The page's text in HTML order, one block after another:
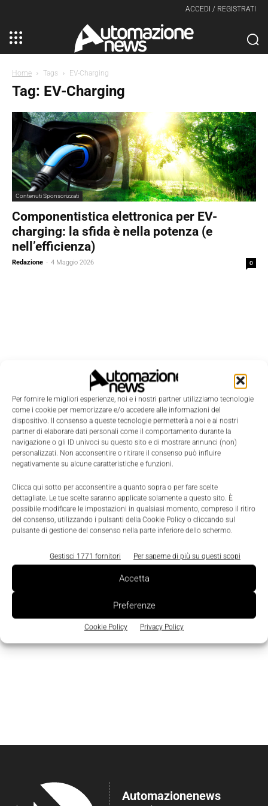
Per fornire le migliori esperienze, noi e i nostri partner utilizziamo tecnologie
come i cookie per memorizzare e/o accedere alle informazioni del
dispositivo. Il consenso a queste tecnologie permetterà a noi e ai nostri
partner di elaborare dati personali come il comportamento durante la
navigazione o gli ID univoci su questo sito e di mostrare annunci (non)
personalizzati. Non acconsentire o ritirare il consenso può influire
negativamente su alcune caratteristiche e funzioni.
Clicca qui sotto per acconsentire a quanto sopra o per fare scelte
dettagliate. Le tue scelte saranno applicate solamente a questo sito. È
possibile modificare le impostazioni in qualsiasi momento, compreso il ritiro
del consenso, utilizzando i pulsanti della Cookie Policy o cliccando sul
pulsante di gestione del consenso nella parte inferiore dello schermo.
Gestisci 1771 fornitori Per saperne di più su questi scopi
Accetta
Preferenze
Cookie Policy Privacy Policy
ACCEDI / REGISTRATI
Home Tags EV-Charging
Tag: EV-Charging
Contenuti Sponsorizzati
Componentistica elettronica per EV-
charging: la sfida è nella potenza (e
nell’efficienza)
Redazione - 4 Maggio 2026 0
Edicola
Automazionenews